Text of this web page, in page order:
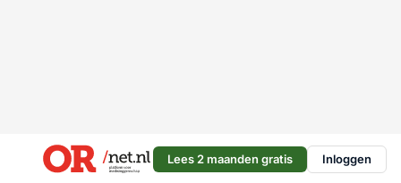
Lees 2 maanden gratis Inloggen